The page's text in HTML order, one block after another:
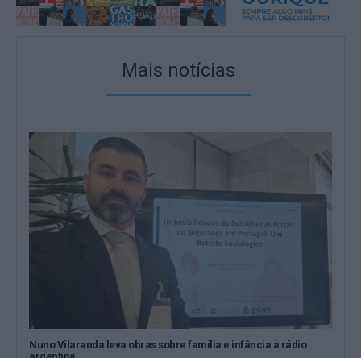
Mais notícias
Nuno Vilaranda leva obras sobre família e infância à rádio